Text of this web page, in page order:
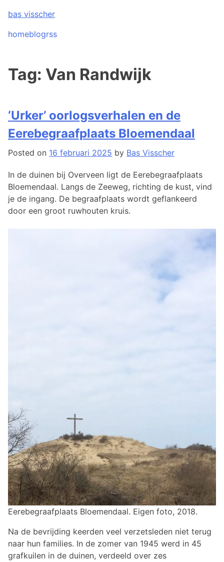
to
content
bas visscher
homeblogrss
Tag: Van Randwijk
‘Urker’ oorlogsverhalen en de
Eerebegraafplaats Bloemendaal
Posted on 16 februari 2025 by Bas Visscher
In de duinen bij Overveen ligt de Eerebegraafplaats
Bloemendaal. Langs de Zeeweg, richting de kust, vind
je de ingang. De begraafplaats wordt geflankeerd
door een groot ruwhouten kruis.
Eerebegraafplaats Bloemendaal. Eigen foto, 2018.
Na de bevrijding keerden veel verzetsleden niet terug
naar hun families. In de zomer van 1945 werd in 45
grafkuilen in de duinen, verdeeld over zes